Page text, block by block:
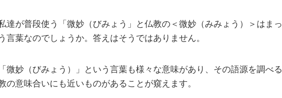
達が普段使う「微妙（びみょう」と仏教の＜微妙（みみょう）＞はまっ
言葉なのでしょうか。答えはそうではありません。
微妙（びみょう）」という言葉も様々な意味があり、その語源を調べる
の意味合いにも近いものがあることが窺えます。